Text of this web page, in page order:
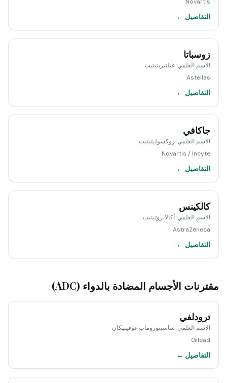
التفاصيل ←
زوسباتا
الاسم العلمي:غيلتيريتينيب
Astellas
التفاصيل ←
جاكافي
الاسم العلمي: روكسوليتينيب
Novartis / Incyte
التفاصيل ←
كالكينس
الاسم العلمي:أكالابروتينيب
AstraZeneca
التفاصيل ←
مقترنات الأجسام المضادة بالدواء (ADC)
ترودلفي
الاسم العلمي: ساسيتوزوماب غوفيتيكان
Gilead
التفاصيل ←